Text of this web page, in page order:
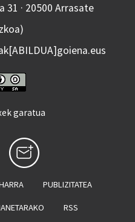
31 · 20500 Arrasate
garatua
PUBLIZITATEA
RSS